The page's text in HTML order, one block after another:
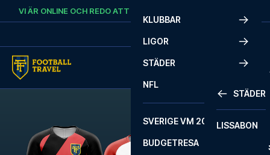
Skip to content
VI ÄR ONLINE OCH REDO ATT HJÄLPA DIG.
KLUBBAR
LIGOR
STÄDER
STÄDER
LISSABON
NFL
SVERIGE VM 2026
BUDGETRESA